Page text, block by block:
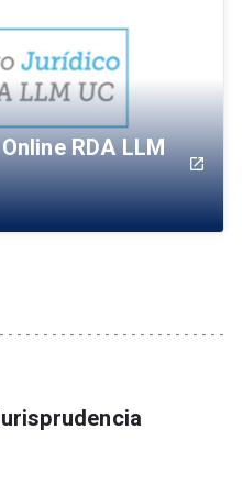
RDA LLM
launch